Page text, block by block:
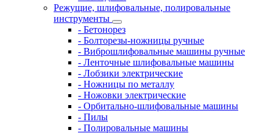
Режущие, шлифовальные, полировальные
инструменты
- Бетонорез
- Болторезы-ножницы ручные
- Виброшлифовальные машины ручные
- Ленточные шлифовальные машины
- Лобзики электрические
- Ножницы по металлу
- Ножовки электрические
- Орбитально-шлифовальные машины
- Пилы
- Полировальные машины